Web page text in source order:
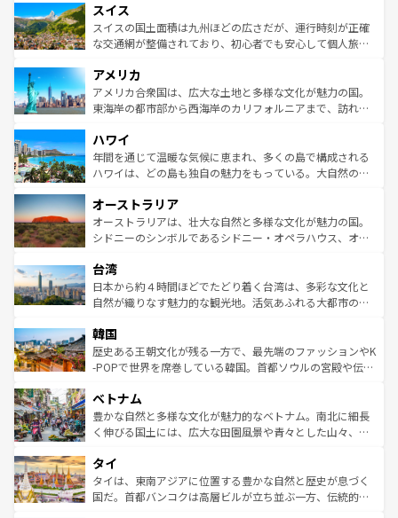
れる地方に足を運ぶとそれぞれで全く異なる文化を体験で
きるだろう。 なお、新着のフランス情報はコンテンツ一覧
を参照してほしい。
は、お酒好きな人にはぜひ体験してほしい。 なお、新着の
ドイツ情報はコンテンツ一覧を参照してほしい。
リアごとに異なる魅力がある。また、優雅なアフタヌーン
ティー、ビール好きにはたまらない英国パブ、サッカー観
戦など、本場だからこそできる体験も豊富。イギリスを旅
ンツ一覧を参照してほしい。
スイス
スイスの国土面積は九州ほどの広さだが、運行時刻が正確
な交通網が整備されており、初心者でも安心して個人旅行
の建物がそのまま残る町や、スイスならではのユニークな
博物館もあり、アルプス観光だけでなく町歩きも満喫する
ことができる。国民の所得が高いため物価も高いが、旅行
ば市内交通費無料で観光を楽しむこともできる。 なお、新
着のスイス情報はコンテンツ一覧 を参照してほしい。
アメリカ
アメリカ合衆国は、広大な土地と多様な文化が魅力の国。
東海岸の都市部から西海岸のカリフォルニアまで、訪れる
のような巨大都市は、観光、ショッピング、エンターテイ
ンメントが詰まった刺激的なスポットだ。一方、アメリカ
西部には大自然が広がり、グランドキャニオンやイエロー
部のニューオーリンズでは、音楽と美食が融合した独特の
文化が魅力。旅行者はアメリカの各地域で異なる魅力を楽
しみながら、その多様性と豊かな歴史を感じることができ
ならではの贅沢な旅のスタイルだ。 なお、新着のアメリカ
情報はコンテンツ一覧を参照してほしい。
ハワイ
年間を通じて温暖な気候に恵まれ、多くの島で構成される
ハワイは、どの島も独自の魅力をもっている。大自然の神
ワイ島は見逃せない。また、定番の観光地といえばオアフ
島だが、静かな自然を求めるならマウイ島やカウアイ島が
おすすめ。エメラルドグリーンに輝く海をはじめ、豊かな
れるおもてなしの心で訪れる人々を迎えてくれるハワイの
人々、おいしいローカルフードやハワイアンミュージッ
ク、伝統的なフラダンスなど、すべてがハワイの魅力を彩
ワイを、存分に味わってほしい。 なお、新着のハワイ情報
はコンテンツ一覧を参照してほしい。
オーストラリア
オーストラリアは、壮大な自然と多様な文化が魅力の国。
シドニーのシンボルであるシドニー・オペラハウス、オー
リアリーフや大陸中央部にそびえるウルル（エアーズロッ
ク）、タスマニアの美しい原生林やケアンズの熱帯雨林な
ど、見どころがたくさん。また、カフェやワイン、オージ
いる。アクティビティも充実しており、サーフィンやダイ
ビング、ハイキングなど、アウトドア好きにはたまらな
い。オーストラリアの多彩な魅力を存分に味わいつくそ
参照してほしい。
台湾
日本から約４時間ほどでたどり着く台湾は、多彩な文化と
自然が織りなす魅力的な観光地。活気あふれる大都市の台
ン）、静ひつな山岳地帯である台湾東部など、都市の喧騒
と山間の静けさが共存しており、訪れる人に新しい発見と
驚きをもたらしてくれる。また、奥深い台湾の食文化も魅
容にもいいと評判のスイーツなど、バラエティ豊かな料理
が味わえる。 なお、新着の台湾情報は コンテンツ一覧を参
照してほしい。
韓国
歴史ある王朝文化が残る一方で、最先端のファッションやK
-POPで世界を席巻している韓国。首都ソウルの宮殿や伝統
き、地方に足を延ばせば四季折々の自然美を楽しむことが
できる。そして、キムチや焼肉、絶品のストリートフード
まで、さまざまな韓国料理が待っている。夜には、韓国な
リティに包まれながら、韓国の多彩な魅力を心ゆくまで味
わってみてほしい。 なお、新着の韓国情報はコンテンツ一
覧を参照してほしい。
ベトナム
豊かな自然と多様な文化が魅力的なベトナム。南北に細長
く伸びる国土には、広大な田園風景や青々とした山々、世
急速な発展と共に伝統が息づく。ハノイの古い町並みやホ
ーチミン市のフランス統治時代の建物も、独特の雰囲気を
醸し出している。また、バラエティの豊かさとおいしさで
タイ
タイは、東南アジアに位置する豊かな自然と歴史が息づく
国だ。首都バンコクは高層ビルが立ち並ぶ一方、伝統的な